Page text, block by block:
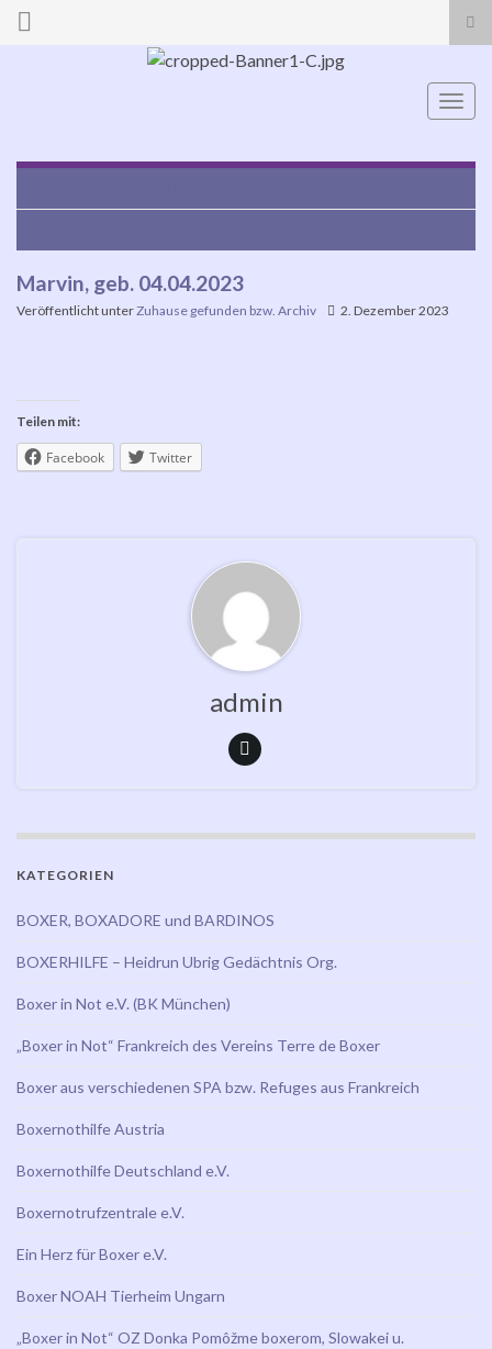
Search for:
Marvin, geb. 04.04.2023
Veröffentlicht unterZuhause gefunden bzw. Archiv 2. Dezember 2023
Teilen mit:
Facebook Twitter
admin
KATEGORIEN
BOXER, BOXADORE und BARDINOS
BOXERHILFE – Heidrun Ubrig Gedächtnis Org.
Boxer in Not e.V. (BK München)
„Boxer in Not“ Frankreich des Vereins Terre de Boxer
Boxer aus verschiedenen SPA bzw. Refuges aus Frankreich
Boxernothilfe Austria
Boxernothilfe Deutschland e.V.
Boxernotrufzentrale e.V.
Ein Herz für Boxer e.V.
Boxer NOAH Tierheim Ungarn
„Boxer in Not“ OZ Donka Pomôžme boxerom, Slowakei u.